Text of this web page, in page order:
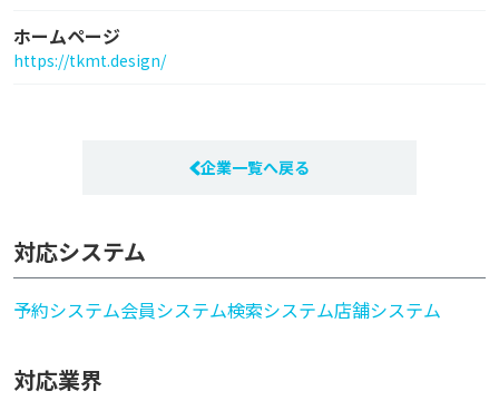
ホームページ
https://tkmt.design/
企業一覧へ戻る
対応システム
予約システム会員システム検索システム店舗システム
対応業界